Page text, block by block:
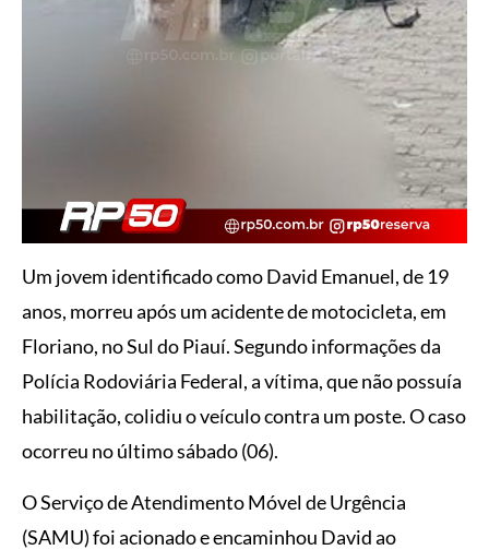
Um jovem identificado como David Emanuel, de 19
anos, morreu após um acidente de motocicleta, em
Floriano, no Sul do Piauí. Segundo informações da
Polícia Rodoviária Federal, a vítima, que não possuía
habilitação, colidiu o veículo contra um poste. O caso
ocorreu no último sábado (06).
O Serviço de Atendimento Móvel de Urgência
(SAMU) foi acionado e encaminhou David ao